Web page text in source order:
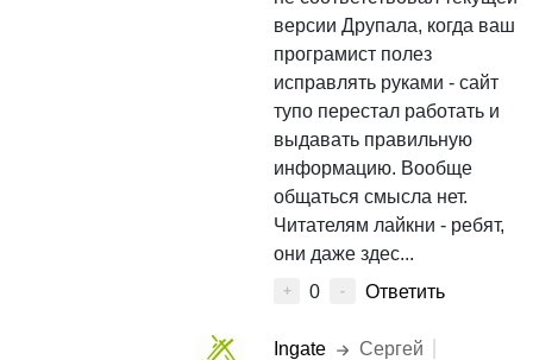
версии Друпала, когда ваш
програмист полез
исправлять руками - сайт
тупо перестал работать и
выдавать правильную
информацию. Вообще
общаться смысла нет.
Читателям лайкни - ребят,
они даже здес...
+ 0 - Ответить
Ingate
Сергей